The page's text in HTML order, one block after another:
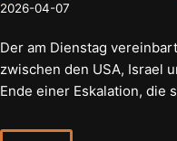
2026-04-07
Der am Dienstag
zwischen den USA, Israel
Ende einer Eskalation, die